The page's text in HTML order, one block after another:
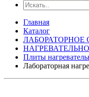
Главная
Каталог
ЛАБОРАТОРНОЕ
Плиты
Лабораторная